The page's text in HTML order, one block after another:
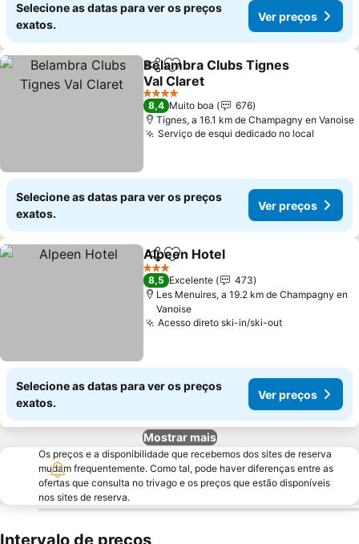
Selecione as datas para ver os preços
exatos.
Ver preços
PartilharAdicionar aos favoritos
Belambra Clubs Tignes
Val Claret
Ver preços
4 Estrelas
8,4 Muito boa
676
Tignes, a 16.1 km de Champagny en Vanoise
Serviço de esqui dedicado no local
Selecione as datas para ver os preços
exatos.
Ver preços
PartilharAdicionar aos favoritos
Alpeen Hotel
3 Estrelas
8,5 Excelente
473
Les Menuires, a 19.2 km de Champagny en
Vanoise
Acesso direto ski-in/ski-outVer preços
Selecione as datas para ver os preços
exatos.
Ver preços
Mostrar mais
Os preços e a disponibilidade que recebemos dos sites de reserva
mudam frequentemente. Como tal, pode haver diferenças entre as
ofertas que consulta no trivago e os preços que estão disponíveis
nos sites de reserva.
Intervalo de preços